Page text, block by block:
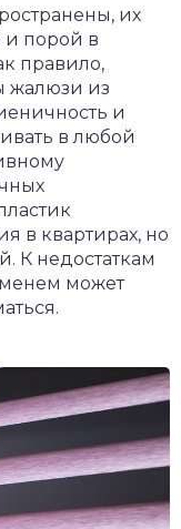
их
и порой в
правило,
жалюзи из
и
в любой
в квартирах, но
К недостаткам
может